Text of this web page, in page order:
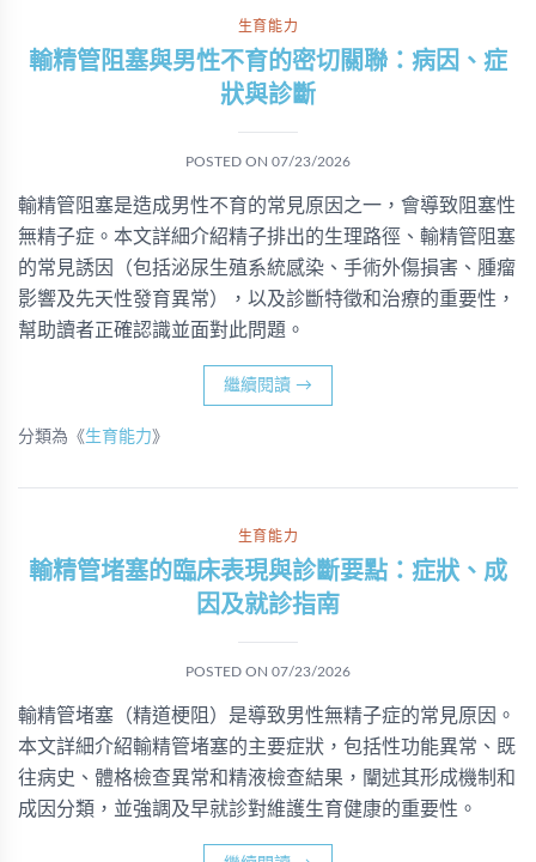
生育能力
輸精管阻塞與男性不育的密切關聯：病因、症
狀與診斷
POSTED ON 07/23/2026
輸精管阻塞是造成男性不育的常見原因之一，會導致阻塞性
無精子症。本文詳細介紹精子排出的生理路徑、輸精管阻塞
的常見誘因（包括泌尿生殖系統感染、手術外傷損害、腫瘤
影響及先天性發育異常），以及診斷特徵和治療的重要性，
幫助讀者正確認識並面對此問題。
繼續閱讀 →
分類為《生育能力》
生育能力
輸精管堵塞的臨床表現與診斷要點：症狀、成
因及就診指南
POSTED ON 07/23/2026
輸精管堵塞（精道梗阻）是導致男性無精子症的常見原因。
本文詳細介紹輸精管堵塞的主要症狀，包括性功能異常、既
往病史、體格檢查異常和精液檢查結果，闡述其形成機制和
成因分類，並強調及早就診對維護生育健康的重要性。